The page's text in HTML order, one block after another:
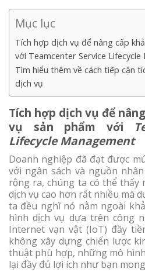
Mục lục
Tích hợp dịch vụ để nâng cấp
với Teamcenter Service
Tìm hiểu thêm về cách tiếp cận
dịch vụ
Tích hợp dịch vụ để
vụ sản phẩm với
Lifecycle Management
Doanh nghiệp đã đạt được
với ngân sách và nguồn
rộng ra, chúng ta có thể thấy
dịch vụ cao hơn rất nhiều mà
ta đều nghĩ nó nằm ngoài
hình dịch vụ dựa trên công
Internet vạn vật (IoT) đầy
không xây dựng chiến lược
thuật phù hợp, những mô
lại đầy đủ lợi ích như bạn